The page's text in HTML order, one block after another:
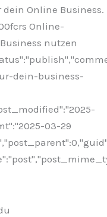
Online Business.
Online-
nutzen
dein-business-
03-29